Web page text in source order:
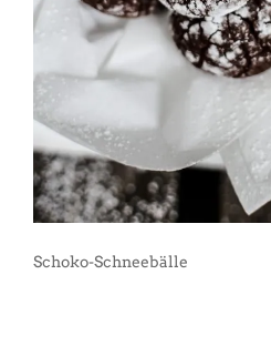
Schoko-Schneebälle